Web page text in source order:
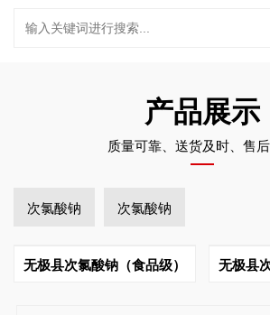
产品展示
质量可靠、送货及时、售
次氯酸钠 次氯酸钠
无极县次氯酸钠（食品级） 无极县